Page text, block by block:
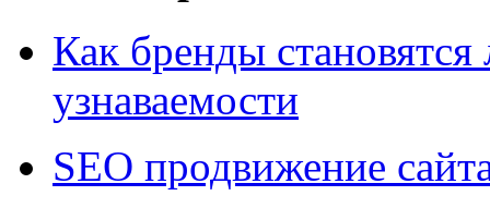
Как бренды
узнаваемости
SEO продвижение